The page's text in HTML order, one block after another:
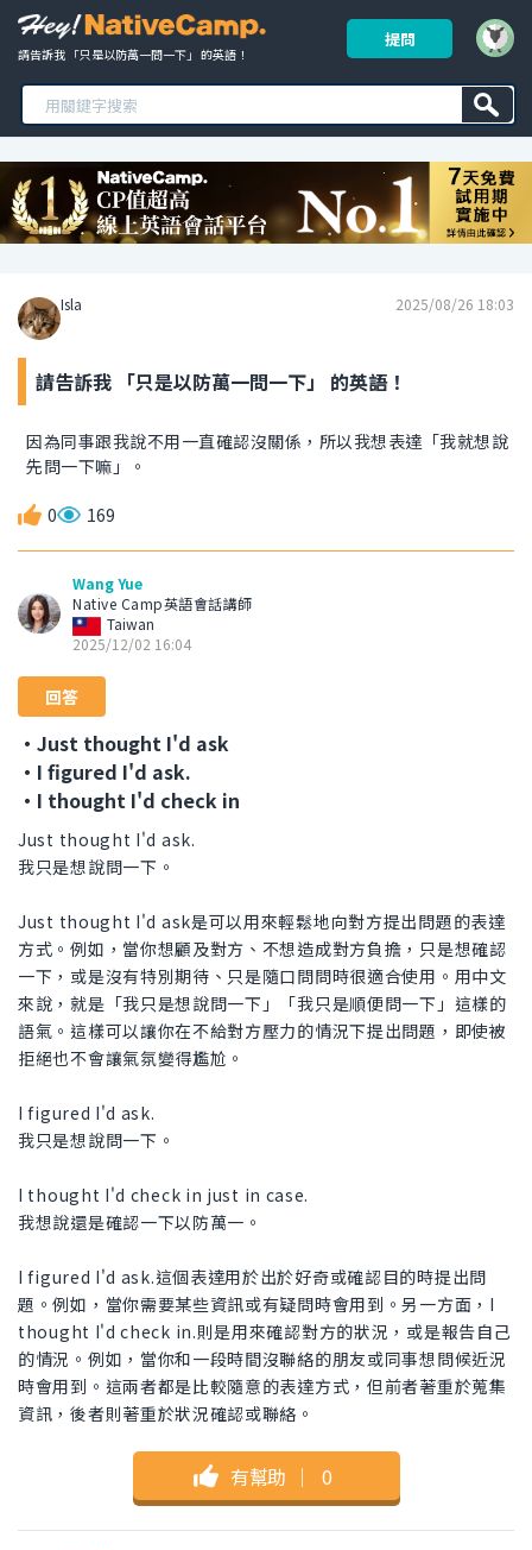
請告訴我 「只是以防萬一問一下」 的英語！
提問
Isla 2025/08/26 18:03
請告訴我 「只是以防萬一問一下」 的英語！
因為同事跟我說不用一直確認沒關係，所以我想表達「我就想說
先問一下嘛」。
0 169
Wang Yue
Native Camp英語會話講師
Taiwan
2025/12/02 16:04
回答
・Just thought I'd ask
・I figured I'd ask.
・I thought I'd check in
Just thought I'd ask.
我只是想說問一下。
Just thought I'd ask是可以用來輕鬆地向對方提出問題的表達
方式。例如，當你想顧及對方、不想造成對方負擔，只是想確認
一下，或是沒有特別期待、只是隨口問問時很適合使用。用中文
來說，就是「我只是想說問一下」「我只是順便問一下」這樣的
語氣。這樣可以讓你在不給對方壓力的情況下提出問題，即使被
拒絕也不會讓氣氛變得尷尬。
I figured I'd ask.
我只是想說問一下。
I thought I'd check in just in case.
我想說還是確認一下以防萬一。
I figured I'd ask.這個表達用於出於好奇或確認目的時提出問
題。例如，當你需要某些資訊或有疑問時會用到。另一方面，I
thought I'd check in.則是用來確認對方的狀況，或是報告自己
的情況。例如，當你和一段時間沒聯絡的朋友或同事想問候近況
時會用到。這兩者都是比較隨意的表達方式，但前者著重於蒐集
資訊，後者則著重於狀況確認或聯絡。
有幫助 ｜ 0